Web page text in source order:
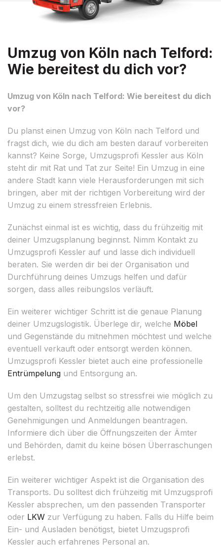
Umzug von Köln nach Telford:
Wie bereitest du dich vor?
Umzug von Köln nach Telford: Wie bereitest du dich
vor?
Du planst einen Umzug von Köln nach Telford und
fragst dich, wie du dich am besten darauf vorbereiten
kannst? Keine Sorge, Umzugsprofi Kessler aus Köln
steht dir mit Rat und Tat zur Seite! Ein Umzug in eine
andere Stadt kann viele Herausforderungen mit sich
bringen, aber mit der richtigen Vorbereitung wird der
Umzug zu einem stressfreien Erlebnis.
Zunächst einmal ist es wichtig, dass du frühzeitig mit
deiner Umzugsplanung beginnst. Nimm Kontakt zu
Umzugsprofi Kessler auf und lasse dich individuell
beraten. Sie werden dir bei der Organisation und
Durchführung deines Umzugs helfen und dafür
sorgen, dass alles reibungslos verläuft.
Ein weiterer wichtiger Schritt ist die genaue Planung
deiner Umzugslogistik. Überlege dir, welche Möbel
und Gegenstände du mitnehmen möchtest und welche
eventuell verkauft oder entsorgt werden können.
Umzugsprofi Kessler bietet auch eine professionelle
Entrümpelung und Entsorgung an.
Um den Umzugstag selbst so stressfrei wie möglich zu
gestalten, solltest du rechtzeitig alle notwendigen
Genehmigungen und Anmeldungen beantragen.
Informiere dich über die Öffnungszeiten der Ämter
und Behörden, damit du keine bösen Überraschungen
erlebst.
Ein weiterer wichtiger Aspekt ist die Organisation des
Transports. Du solltest dich frühzeitig mit Umzugsprofi
Kessler absprechen, um den passenden Transporter
oder LKW zur Verfügung zu haben. Falls du Hilfe beim
Ein- und Ausladen benötigst, bietet Umzugsprofi
Kessler auch erfahrenes Personal an.